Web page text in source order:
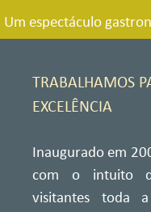
Um espectáculo
TRABALHAMOS
EXCELÊNCIA
Inaugurado em
com o intuito
visitantes toda